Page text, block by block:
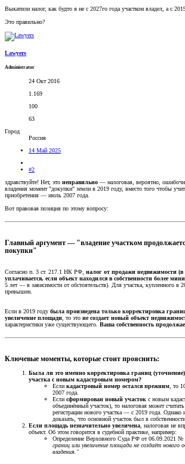
Выкатили налог, как будто я не с 2027го года участком владел, а с
Это правильно?
Lawyers
Administrator
24 Окт 2016
1.169
100
63
Город
Россия
14 Май 2025
#2
здравствуйте! Нет, это неправильно — налоговая, вероятно,
владения момент "докупки" земли в 2019 году, вместо того чтобы
приобретения — июль 2007 года.
Вот правовая позиция по этому вопросу:
Главный аргумент — "владение участком
покупки"
Согласно п. 3 ст. 217.1 НК РФ, налог от продажи недвижимости (в
уплачивается, если объект находился в собственности более
5 лет — в зависимости от обстоятельств). Для участка, купленного в
превышен.
Если в 2019 году была произведена только корректировка
увеличение площади , то это не создает новый объект
характеристики уже существующего. Ваша собственность
Ключевые моменты, которые стоит прояснить:​
Была ли это именно корректировка границ
участка с новым кадастровым номером?
Если кадастровый номер остался прежним, то
2007 года.
Если сформирован новый участок с новым
объединённый участок), то налоговая может
регистрации нового участка — с 2019 года. Однако
доказать, что основной участок был в
Если площадь незначительно увеличена, налоговая не
объект. Об этом говорится в судебной практике, например:
Определение Верховного Суда РФ от 06.09.2021
границ или увеличение площади не создаёт нового
владения."